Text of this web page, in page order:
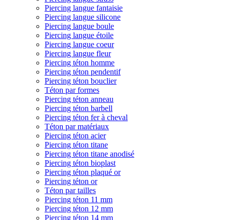
Piercing langue fantaisie
Piercing langue silicone
Piercing langue boule
Piercing langue étoile
Piercing langue coeur
Piercing langue fleur
Piercing téton homme
Piercing téton pendentif
Piercing téton bouclier
Téton par formes
Piercing téton anneau
Piercing téton barbell
Piercing téton fer à cheval
Téton par matériaux
Piercing téton acier
Piercing téton titane
Piercing téton titane anodisé
Piercing téton bioplast
Piercing téton plaqué or
Piercing téton or
Téton par tailles
Piercing téton 11 mm
Piercing téton 12 mm
Piercing téton 14 mm